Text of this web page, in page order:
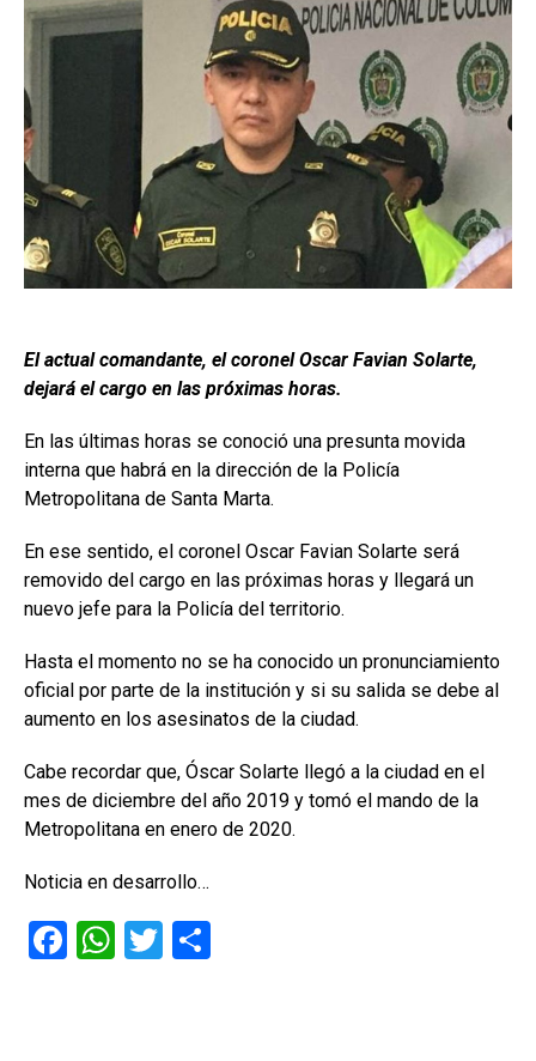
El actual comandante, el coronel Oscar Favian Solarte,
dejará el cargo en las próximas horas.
En las últimas horas se conoció una presunta movida
interna que habrá en la dirección de la Policía
Metropolitana de Santa Marta.
En ese sentido, el coronel Oscar Favian Solarte será
removido del cargo en las próximas horas y llegará un
nuevo jefe para la Policía del territorio.
Hasta el momento no se ha conocido un pronunciamiento
oficial por parte de la institución y si su salida se debe al
aumento en los asesinatos de la ciudad.
Cabe recordar que, Óscar Solarte llegó a la ciudad en el
mes de diciembre del año 2019 y tomó el mando de la
Metropolitana en enero de 2020.
Noticia en desarrollo…
F
W T